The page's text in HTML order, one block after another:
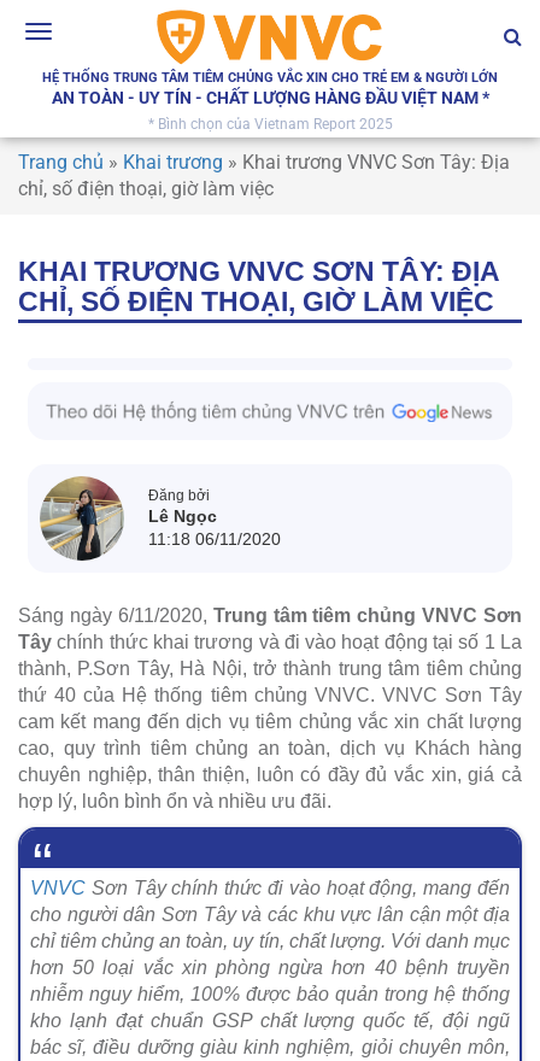
Toggle
HỆ THỐNG TRUNG TÂM TIÊM CHỦNG VẮC XIN CHO TRẺ EM & NGƯỜI LỚN
AN TOÀN - UY TÍN - CHẤT LƯỢNG HÀNG ĐẦU VIỆT NAM *
* Bình chọn của Vietnam Report 2025
Trang chủ » Khai trương » Khai trương VNVC Sơn Tây: Địa
chỉ, số điện thoại, giờ làm việc
KHAI TRƯƠNG VNVC SƠN TÂY: ĐỊA
CHỈ, SỐ ĐIỆN THOẠI, GIỜ LÀM VIỆC
Đăng bởi
Lê Ngọc
11:18 06/11/2020
Sáng ngày 6/11/2020, Trung tâm tiêm chủng VNVC Sơn
Tây chính thức khai trương và đi vào hoạt động tại số 1 La
thành, P.Sơn Tây, Hà Nội, trở thành trung tâm tiêm chủng
thứ 40 của Hệ thống tiêm chủng VNVC. VNVC Sơn Tây
cam kết mang đến dịch vụ tiêm chủng vắc xin chất lượng
cao, quy trình tiêm chủng an toàn, dịch vụ Khách hàng
chuyên nghiệp, thân thiện, luôn có đầy đủ vắc xin, giá cả
hợp lý, luôn bình ổn và nhiều ưu đãi.
VNVC Sơn Tây chính thức đi vào hoạt động, mang đến
cho người dân Sơn Tây và các khu vực lân cận một địa
chỉ tiêm chủng an toàn, uy tín, chất lượng. Với danh mục
hơn 50 loại vắc xin phòng ngừa hơn 40 bệnh truyền
nhiễm nguy hiểm, 100% được bảo quản trong hệ thống
kho lạnh đạt chuẩn GSP chất lượng quốc tế, đội ngũ
bác sĩ, điều dưỡng giàu kinh nghiệm, giỏi chuyên môn,